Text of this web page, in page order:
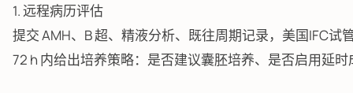
1. 远程病历评估
提交 AMH、B 超、精液分析、既往周期记录，美国IFC试
72 h 内给出培养策略：是否建议囊胚培养、是否启用延